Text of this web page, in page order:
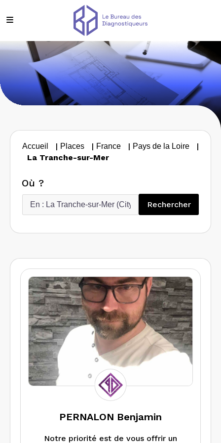
Accueil | Places | France | Pays de la Loire
|
La Tranche-sur-Mer
Où ?
Rechercher
PERNALON Benjamin
Notre priorité est de vous offrir un